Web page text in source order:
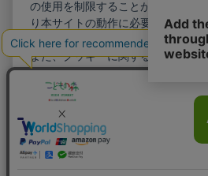
ることはありません。
また、クッキーに関する設定を詳
らから行えます。詳細設定